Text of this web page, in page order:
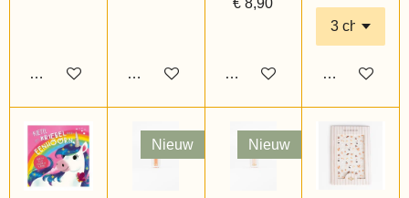
Bekijk details Bekijk details Bekijk details Bekijk details
Nieuw Nieuw